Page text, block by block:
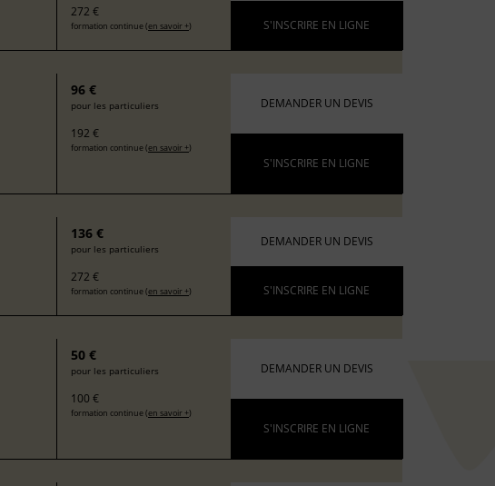
272 €
formation continue (en savoir +) S'INSCRIRE EN LIGNE
96 €
pour les particuliers
192 €
formation continue (en savoir +)
DEMANDER UN DEVIS
S'INSCRIRE EN LIGNE
136 €
pour les particuliers
272 €
formation continue (en savoir +)
DEMANDER UN DEVIS
S'INSCRIRE EN LIGNE
50 €
pour les particuliers
100 €
formation continue (en savoir +)
DEMANDER UN DEVIS
S'INSCRIRE EN LIGNE